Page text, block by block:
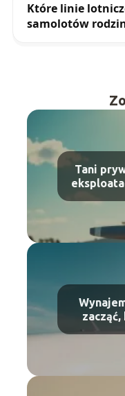
Które linie
samolotów
Tani